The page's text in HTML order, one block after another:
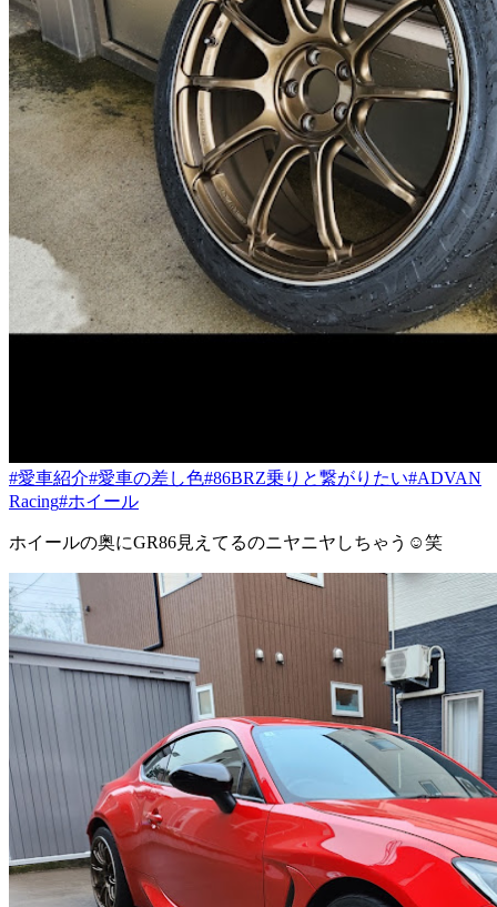
#愛車紹介#愛車の差し色#86BRZ乗りと繋がりたい#ADVAN
Racing#ホイール
ホイールの奥にGR86見えてるのニヤニヤしちゃう☺️笑